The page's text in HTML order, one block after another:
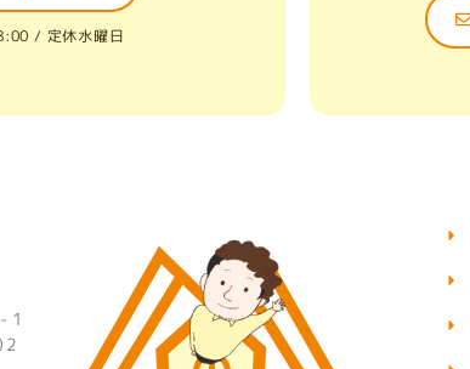
/ 定休水曜日
1